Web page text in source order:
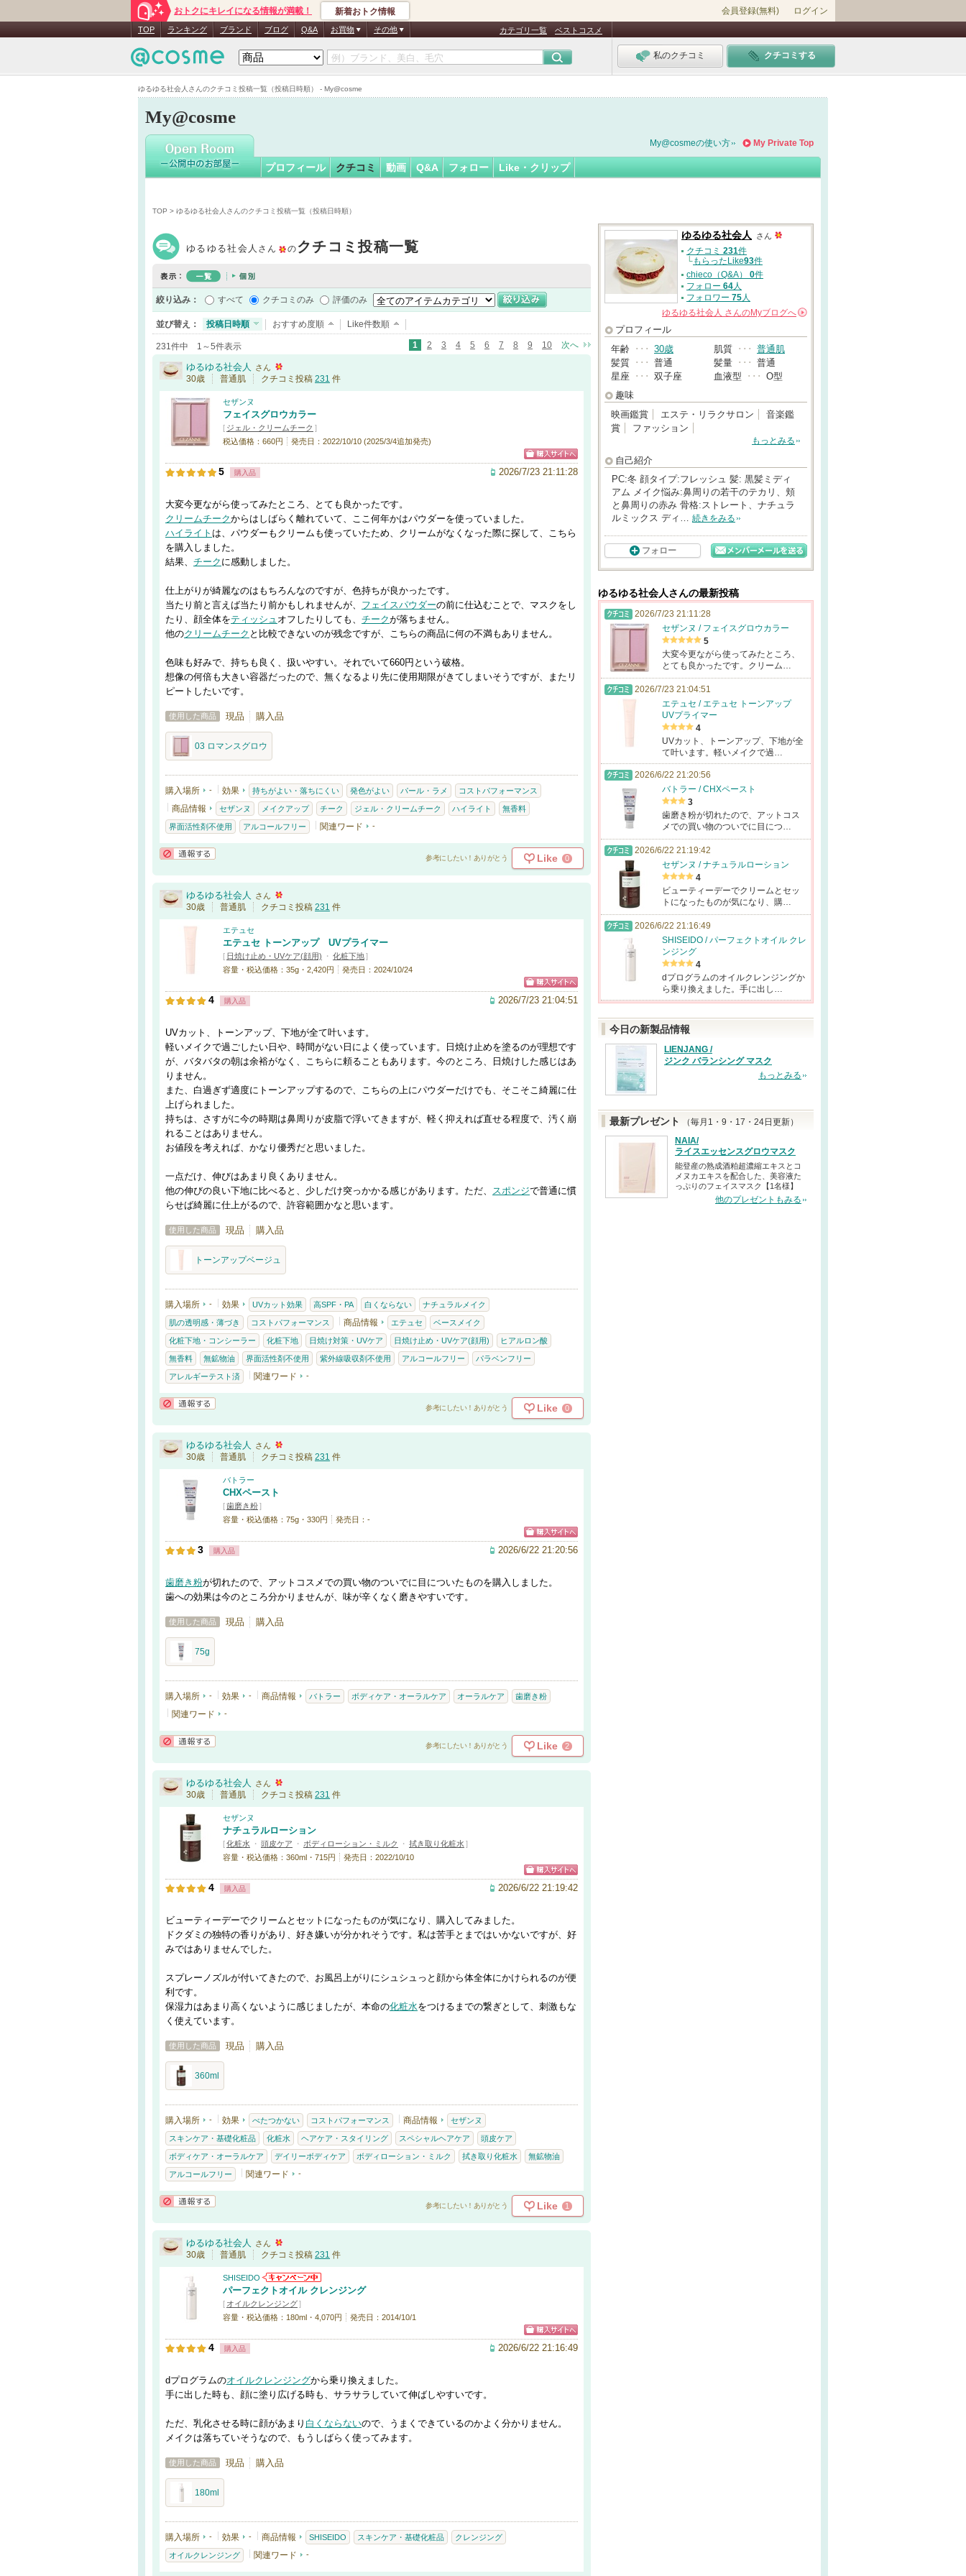
ゆるゆる社会人さんのクチコミ投稿一覧（投稿日時順） - My@cosme
おトクにキレイになる情報が満載！ 新着おトク情報 会員登録(無料) ログイン
TOP ランキング ブランド ブログ Q&A お買物 その他 カテゴリ一覧 ベストコスメ
私のクチコミ クチコミする
My@cosme
ゆるゆる社会人さん
My Private Top
My@cosmeの使い方
プロフィール クチコミ 動画 Q&A フォロー Like・クリップ
TOP > ゆるゆる社会人さんのクチコミ投稿一覧（投稿日時順）
ゆるゆる社会人 さん のクチコミ投稿一覧
絞り込み： すべて クチコミのみ 評価のみ
並び替え： 投稿日時順 おすすめ度順 Like件数順
231件中 1～5件表示 1 2 3 4 5 6 7 8 9 10 次へ
ゆるゆる社会人 さん
30歳 普通肌 クチコミ投稿 231 件
セザンヌ
フェイスグロウカラー
[ ジェル・クリームチーク ]
税込価格：660円
発売日：2022/10/10 (2025/3/4追加発売)
5 購入品 2026/7/23 21:11:28
大変今更ながら使ってみたところ、とても良かったです。
クリームチークからはしばらく離れていて、ここ何年かはパウダーを使っていました。
ハイライト は、パウダーもクリームも使っていたため、クリームがなくなった際に探して、こちら
を購入しました。
結果、 チーク に感動しました。
仕上がりが綺麗なのはもちろんなのですが、色持ちが良かったです。
当たり前と言えば当たり前かもしれませんが、 フェイスパウダーの前に仕込むことで、マスクをし
たり、顔全体をティッシュ オフしたりしても、 チークが落ちません。
他のクリームチーク と比較できないのが残念ですが、こちらの商品に何の不満もありません。
色味も好みで、持ちも良く、扱いやすい。それでいて660円という破格。
想像の何倍も大きい容器だったので、無くなるより先に使用期限がきてしまいそうですが、またリ
ピートしたいです。
使用した商品 現品 購入品
03 ロマンスグロウ
購入場所 - 効果 持ちがよい・落ちにくい 発色がよい パール・ラメ コストパフォーマンス
商品情報 セザンヌ メイクアップ チーク ジェル・クリームチーク ハイライト 無香料
界面活性剤不使用 アルコールフリー 関連ワード -
参考にしたい！ありがとう Like 0
ゆるゆる社会人 さん
30歳 普通肌 クチコミ投稿 231 件
エテュセ
エテュセ トーンアップ UVプライマー
[ 日焼け止め・UVケア(顔用) ・ 化粧下地]
容量・税込価格：35g・2,420円
発売日：2024/10/24
4 購入品 2026/7/23 21:04:51
UVカット、トーンアップ、下地が全て叶います。
軽いメイクで過ごしたい日や、時間がない日によく使っています。日焼け止めを塗るのが理想です
が、バタバタの朝は余裕がなく、こちらに頼ることもあります。今のところ、日焼けした感じはあ
りません。
また、白過ぎず適度にトーンアップするので、こちらの上にパウダーだけでも、そこそこ綺麗に仕
上げられました。
持ちは、さすがに今の時期は鼻周りが皮脂で浮いてきますが、軽く抑えれば直せる程度で、汚く崩
れることはありません。
お値段を考えれば、かなり優秀だと思いました。
一点だけ、伸びはあまり良くありません。
他の伸びの良い下地に比べると、少しだけ突っかかる感じがあります。ただ、 スポンジで普通に慣
らせば綺麗に仕上がるので、許容範囲かなと思います。
使用した商品 現品 購入品
トーンアップベージュ
購入場所 - 効果 UVカット効果 高SPF・PA 白くならない ナチュラルメイク
肌の透明感・薄づき コストパフォーマンス 商品情報 エテュセ ベースメイク
化粧下地・コンシーラー 化粧下地 日焼け対策・UVケア 日焼け止め・UVケア(顔用) ヒアルロン酸
無香料 無鉱物油 界面活性剤不使用 紫外線吸収剤不使用 アルコールフリー パラベンフリー
アレルギーテスト済 関連ワード -
参考にしたい！ありがとう Like 0
ゆるゆる社会人 さん
30歳 普通肌 クチコミ投稿 231 件
バトラー
CHXペースト
[歯磨き粉]
容量・税込価格：75g・330円
発売日：-
3 購入品 2026/6/22 21:20:56
歯磨き粉が切れたので、アットコスメでの買い物のついでに目についたものを購入しました。
歯への効果は今のところ分かりませんが、味が辛くなく磨きやすいです。
使用した商品 現品 購入品
75g
購入場所 - 効果 - 商品情報 バトラー ボディケア・オーラルケア オーラルケア 歯磨き粉
関連ワード -
参考にしたい！ありがとう Like 2
ゆるゆる社会人 さん
30歳 普通肌 クチコミ投稿 231 件
セザンヌ
ナチュラルローション
[化粧水 ・ 頭皮ケア ・ ボディローション・ミルク ・ 拭き取り化粧水 ]
容量・税込価格：360ml・715円
発売日：2022/10/10
4 購入品 2026/6/22 21:19:42
ビューティーデーでクリームとセットになったものが気になり、購入してみました。
ドクダミの独特の香りがあり、好き嫌いが分かれそうです。私は苦手とまではいかないですが、好
みではありませんでした。
スプレーノズルが付いてきたので、お風呂上がりにシュシュっと顔から体全体にかけられるのが便
利です。
保湿力はあまり高くないように感じましたが、本命の化粧水をつけるまでの繋ぎとして、刺激もな
く使えています。
使用した商品 現品 購入品
360ml
購入場所 - 効果 べたつかない コストパフォーマンス 商品情報 セザンヌ
スキンケア・基礎化粧品 化粧水 ヘアケア・スタイリング スペシャルヘアケア 頭皮ケア
ボディケア・オーラルケア デイリーボディケア ボディローション・ミルク 拭き取り化粧水 無鉱物油
アルコールフリー 関連ワード -
参考にしたい！ありがとう Like 1
ゆるゆる社会人 さん
30歳 普通肌 クチコミ投稿 231 件
SHISEIDO
パーフェクトオイル クレンジング
[ オイルクレンジング]
容量・税込価格：180ml・4,070円
発売日：2014/10/1
4 購入品 2026/6/22 21:16:49
dプログラムのオイルクレンジングから乗り換えました。
手に出した時も、顔に塗り広げる時も、サラサラしていて伸ばしやすいです。
ただ、乳化させる時に顔があまり 白くならないので、うまくできているのかよく分かりません。
メイクは落ちていそうなので、もうしばらく使ってみます。
使用した商品 現品 購入品
180ml
購入場所 - 効果 - 商品情報 SHISEIDO スキンケア・基礎化粧品 クレンジング
オイルクレンジング 関連ワード -
ゆるゆる社会人 さん
クチコミ 231件
└もらったLike93件
chieco（Q&A） 0件
フォロー 64人
フォロワー 75人
ゆるゆる社会人 さんのMyブログへ
プロフィール
年齢 ･･･ 30歳 肌質 ･･･ 普通肌
髪質 ･･･ 普通 髪量 ･･･ 普通
星座 ･･･ 双子座 血液型 ･･･ O型
趣味
映画鑑賞
エステ・リラクサロン
音楽鑑
賞
ファッション
もっとみる
自己紹介
PC:冬 顔タイプ:フレッシュ 髪: 黒髪ミディ
アム メイク悩み:鼻周りの若干のテカリ、頬
と鼻周りの赤み 骨格:ストレート、ナチュラ
ルミックス ディ… 続きをみる
フォロー
ゆるゆる社会人さんの最新投稿
2026/7/23 21:11:28
セザンヌ / フェイスグロウカラー
5
大変今更ながら使ってみたところ、
とても良かったです。クリーム…
2026/7/23 21:04:51
エテュセ / エテュセ トーンアップ
UVプライマー
4
UVカット、トーンアップ、下地が全
て叶います。軽いメイクで過…
2026/6/22 21:20:56
バトラー / CHXペースト
3
歯磨き粉が切れたので、アットコス
メでの買い物のついでに目につ…
2026/6/22 21:19:42
セザンヌ / ナチュラルローション
4
ビューティーデーでクリームとセッ
トになったものが気になり、購…
2026/6/22 21:16:49
SHISEIDO / パーフェクトオイル クレ
ンジング
4
dプログラムのオイルクレンジングか
ら乗り換えました。手に出し…
今日の新製品情報
LIENJANG /
ジンク バランシング マスク
もっとみる
最新プレゼント
（毎月1・9・17・24日更新）
NAIA/
ライスエッセンスグロウマスク
能登産の熟成酒粕超濃縮エキスとコ
メヌカエキスを配合した、美容液た
っぷりのフェイスマスク【1名様】
他のプレゼントもみる